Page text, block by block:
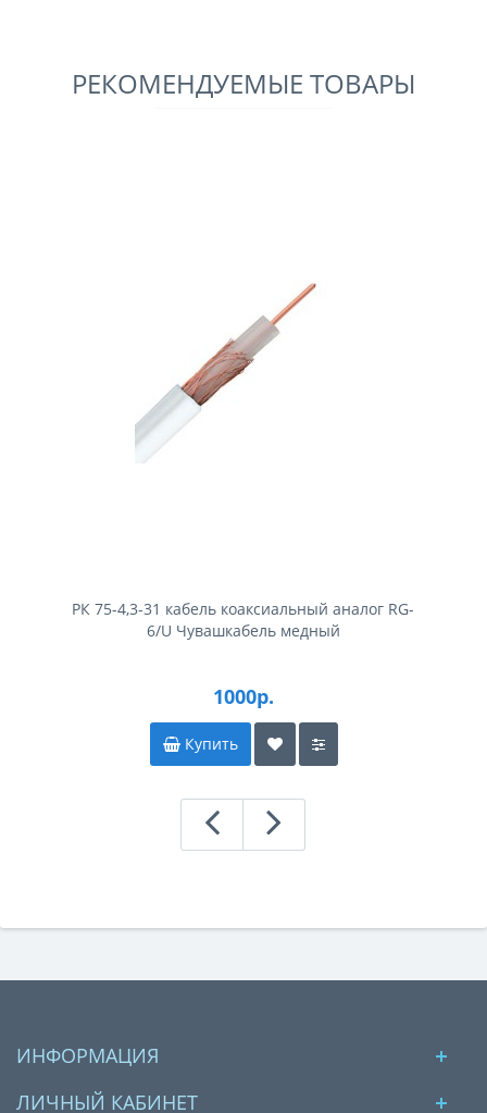
РЕКОМЕНДУЕМЫЕ ТОВАРЫ
РК 75-4,3-31 кабель коаксиальный аналог RG-
6/U Чувашкабель медный
1000р.
Купить
ИНФОРМАЦИЯ
ЛИЧНЫЙ КАБИНЕТ